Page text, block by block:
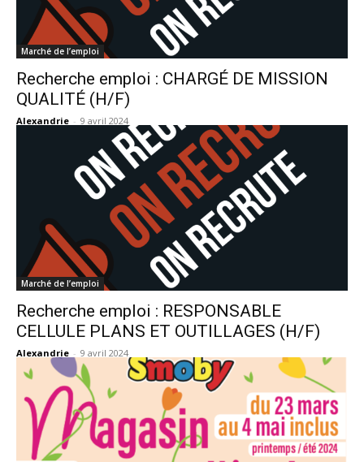
Marché de l’emploi
Recherche emploi : CHARGÉ DE MISSION
QUALITÉ (H/F)
Alexandrie - 9 avril 2024
Marché de l’emploi
Recherche emploi : RESPONSABLE
CELLULE PLANS ET OUTILLAGES (H/F)
Alexandrie - 9 avril 2024